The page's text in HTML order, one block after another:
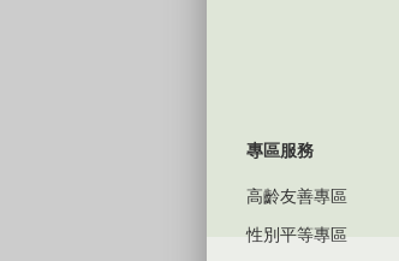
專區服務
高齡友善專區
性別平等專區